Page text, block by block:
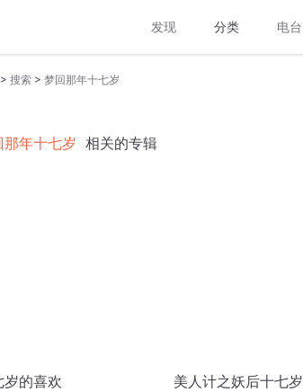
发现 分类 电台
> 搜索 > 梦回那年十七岁
那年十七岁 相关的专辑
岁的喜欢 美人计之妖后十七岁